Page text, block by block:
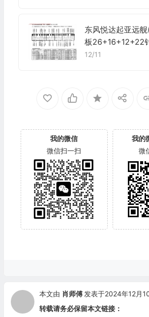
东风悦达起亚远
板26+16+12+22
12/11
我的微信
微信扫一扫
我的
微
本文由 肖师傅 发表于2024年12月
转载请务必保留本文链接：